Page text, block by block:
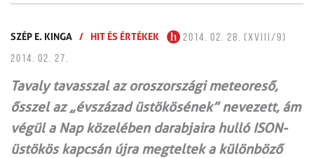
SZÉP E. KINGA / HIT ÉS ÉRTÉKEK
2014. 02. 28. (XVIII/9)
2014. 02. 27.
Tavaly tavasszal az oroszországi meteoreső,
ősszel az „évszázad üstökösének” nevezett, ám
végül a Nap közelében darabjaira hulló ISON-
üstökös kapcsán újra megteltek a különböző